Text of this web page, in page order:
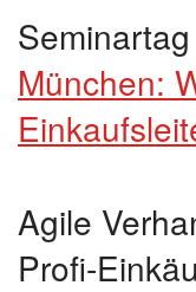
München:
Agile
Profi-